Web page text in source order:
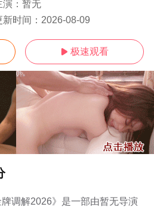
演： 暂无
新时间： 2026-08-09
 极速观看
调解2026》是一部由暂无导演